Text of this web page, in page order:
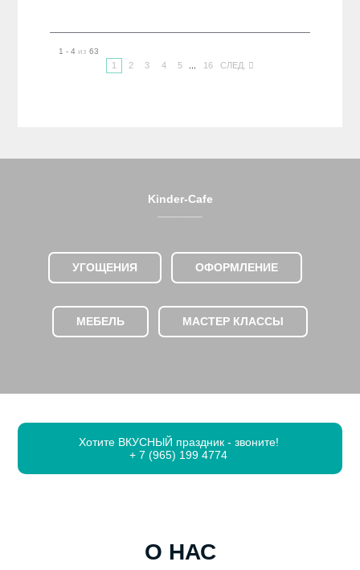
1 - 4 из 63
1 2 3 4 5 16 СЛЕД.
Kinder-Cafe
УГОЩЕНИЯ ОФОРМЛЕНИЕ
МЕБЕЛЬ МАСТЕР КЛАССЫ
Хотите ВКУСНЫЙ праздник - звоните!
+ 7 (965) 199 4774
О НАС